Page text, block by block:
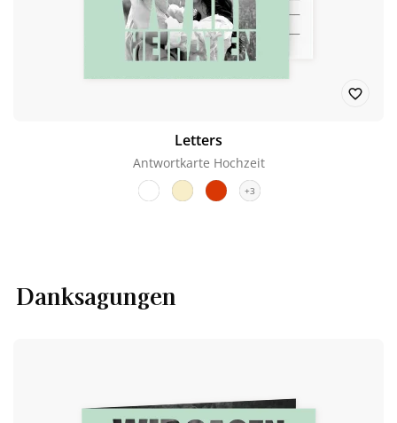
Letters
Antwortkarte Hochzeit
+3
Danksagungen